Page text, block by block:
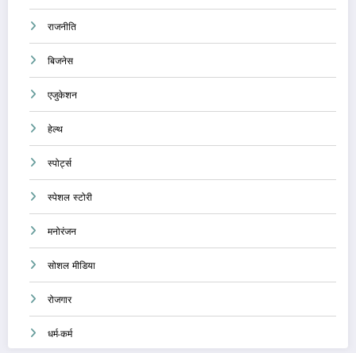
राजनीति
बिजनेस
एजुकेशन
हेल्थ
स्पोर्ट्स
स्पेशल स्टोरी
मनोरंजन
सोशल मीडिया
रोजगार
धर्म-कर्म